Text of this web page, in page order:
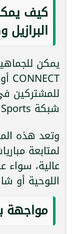
كيف
للمشتركين
شبكة beIN Sports.
وتعد هذه
عالية، سواء
اللوحية أو
مواجهة